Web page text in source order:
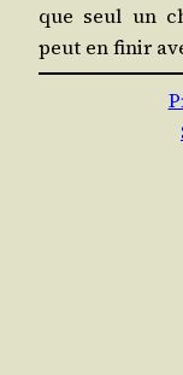
que seul un
peut en finir